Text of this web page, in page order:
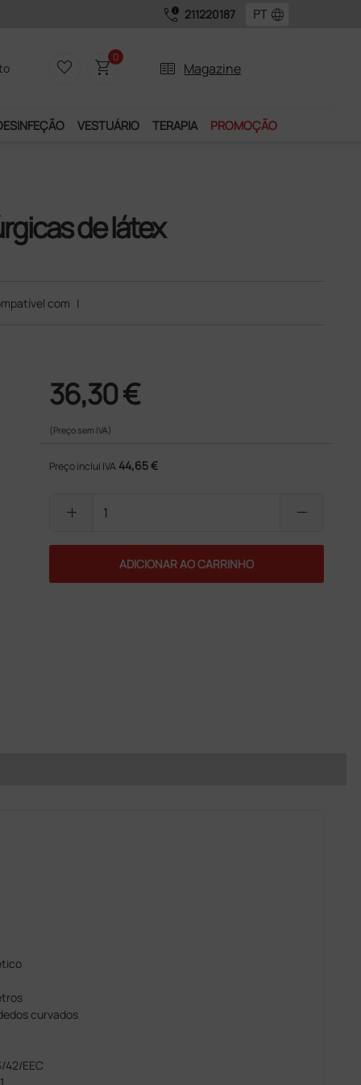
call_quality 211220187 language
favorite_border shopping_cart0
two_pager Magazine
VESTUÁRIO TERAPIA PROMOÇÃO
de látex
com |
36,30 €
(Preço sem IVA)
Preço inclui IVA 44,65 €
add remove
ADICIONAR AO CARRINHO
curvados
42/EEC